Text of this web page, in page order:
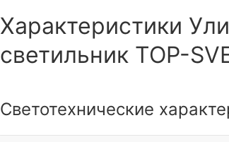
Характеристики
светильник TOP-
Светотехнические